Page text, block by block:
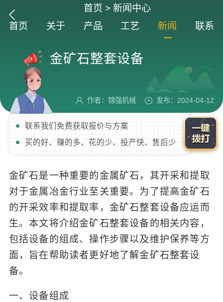
首页 >新闻中心
首页
关于 产品 工艺 新闻 联系
金矿石整套设备
作者：锦强机械 发布：2024-04-12
联系我们免费获取报价与方案
买的好、赚的多、花的少、投产快、售后少
金矿石是一种重要的金属矿石，其开采和提取
对于金属冶金行业至关重要。为了提高金矿石
的开采效率和提取率，金矿石整套设备应运而
生。本文将介绍金矿石整套设备的相关内容，
包括设备的组成、操作步骤以及维护保养等方
面，旨在帮助读者更好地了解金矿石整套设
备。
一、设备组成